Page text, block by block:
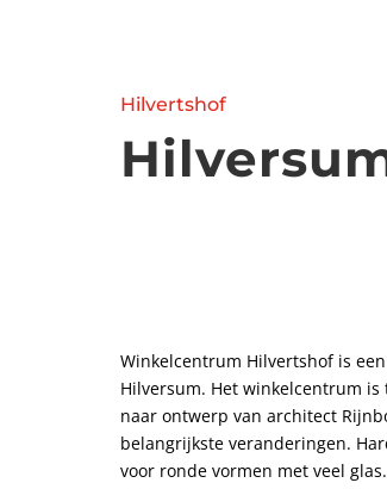
Hilvertshof
Winkelcentrum Hilvertshof is
Hilversum. Het winkelcentrum
naar ontwerp van architect
belangrijkste veranderingen.
voor ronde vormen met veel